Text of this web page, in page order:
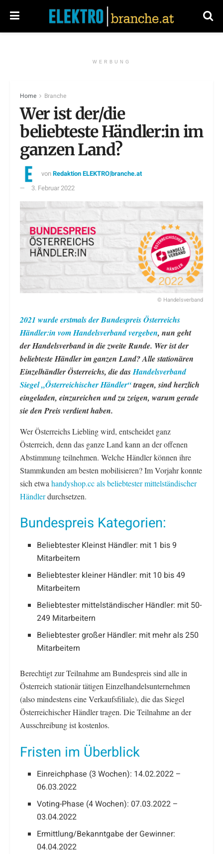
WERBUNG
Home Branche
Wer ist der/die
beliebteste Händler:in im
ganzen Land?
vonRedaktion ELEKTRO|branche.at
3. Februar 2022
© Handelsverband
2021 wurde erstmals der Bundespreis Österreichs
Händler:in vom Handelsverband vergeben, nun geht
der Handelsverband in die zweite Runde. Wer ist der
beliebteste Händler im ganzen Land? Alle stationären
Einzelhändler Österreichs, die dasHandelsverband
Siegel „Österreichischer Händler“tragen, sind herzlich
eingeladen, einzureichen und zu zeigen, warum gerade
sie den Preis verdient haben.
Wer Österreichs Liebling wird, entscheidet ganz
Österreich, denn das ganze Land kann an der offenen
Abstimmung teilnehmen. Welche Händler können ihre
Stammkunden am besten mobilisieren? Im Vorjahr konnte
sich etwa handyshop.cc als beliebtester mittelständischer
Händlerdurchsetzen.
Bundespreis Kategorien:
Beliebtester Kleinst Händler: mit 1 bis 9
Mitarbeitern
Beliebtester kleiner Händler: mit 10 bis 49
Mitarbeitern
Beliebtester mittelständischer Händler: mit 50-
249 Mitarbeitern
Beliebtester großer Händler: mit mehr als 250
Mitarbeitern
Berechtigt zur Teilnahme am Bundespreis sind alle in
Österreich stationär tätigen Einzelhandelsunternehmen
(also mindestens eine Verkaufsfiliale), die das Siegel
Österreichischer Händler tragen. Die Teilnahme an der
Ausschreibung ist kostenlos.
Fristen im Überblick
Einreichphase (3 Wochen): 14.02.2022 –
06.03.2022
Voting-Phase (4 Wochen): 07.03.2022 –
03.04.2022
Ermittlung/Bekanntgabe der Gewinner:
04.04.2022